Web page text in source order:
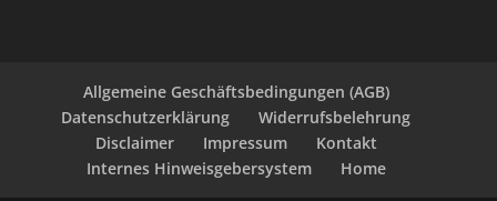
Allgemeine Geschäftsbedingungen (AGB)
Datenschutzerklärung
Widerrufsbelehrung
Disclaimer
Impressum
Kontakt
Internes Hinweisgebersystem
Home